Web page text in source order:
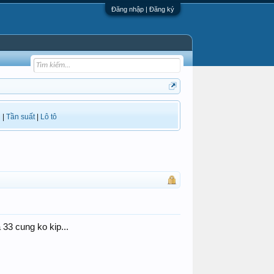
Đăng nhập | Đăng ký
Tần suất| Lô tô
33 cung ko kip...